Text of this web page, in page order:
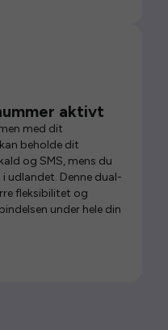
aktivt
med dit
beholde dit
og SMS, mens du
udlandet. Denne dual-
fleksibilitet og
under hele din